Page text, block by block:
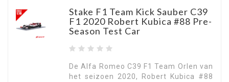
Stake F1 Team Kick Sauber C39
F1 2020 Robert Kubica #88 Pre-
Season Test Car
De Alfa Romeo C39 F1 Team Orlen van
het seizoen 2020, Robert Kubica #88